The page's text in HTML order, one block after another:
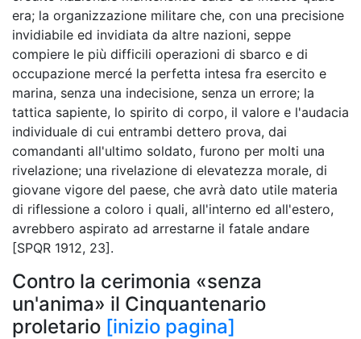
era; la organizzazione militare che, con una precisione
invidiabile ed invidiata da altre nazioni, seppe
compiere le più difficili operazioni di sbarco e di
occupazione mercé la perfetta intesa fra esercito e
marina, senza una indecisione, senza un errore; la
tattica sapiente, lo spirito di corpo, il valore e l'audacia
individuale di cui entrambi dettero prova, dai
comandanti all'ultimo soldato, furono per molti una
rivelazione; una rivelazione di elevatezza morale, di
giovane vigore del paese, che avrà dato utile materia
di riflessione a coloro i quali, all'interno ed all'estero,
avrebbero aspirato ad arrestarne il fatale andare
[SPQR 1912, 23].
Contro la cerimonia «senza
un'anima» il Cinquantenario
proletario [inizio pagina]